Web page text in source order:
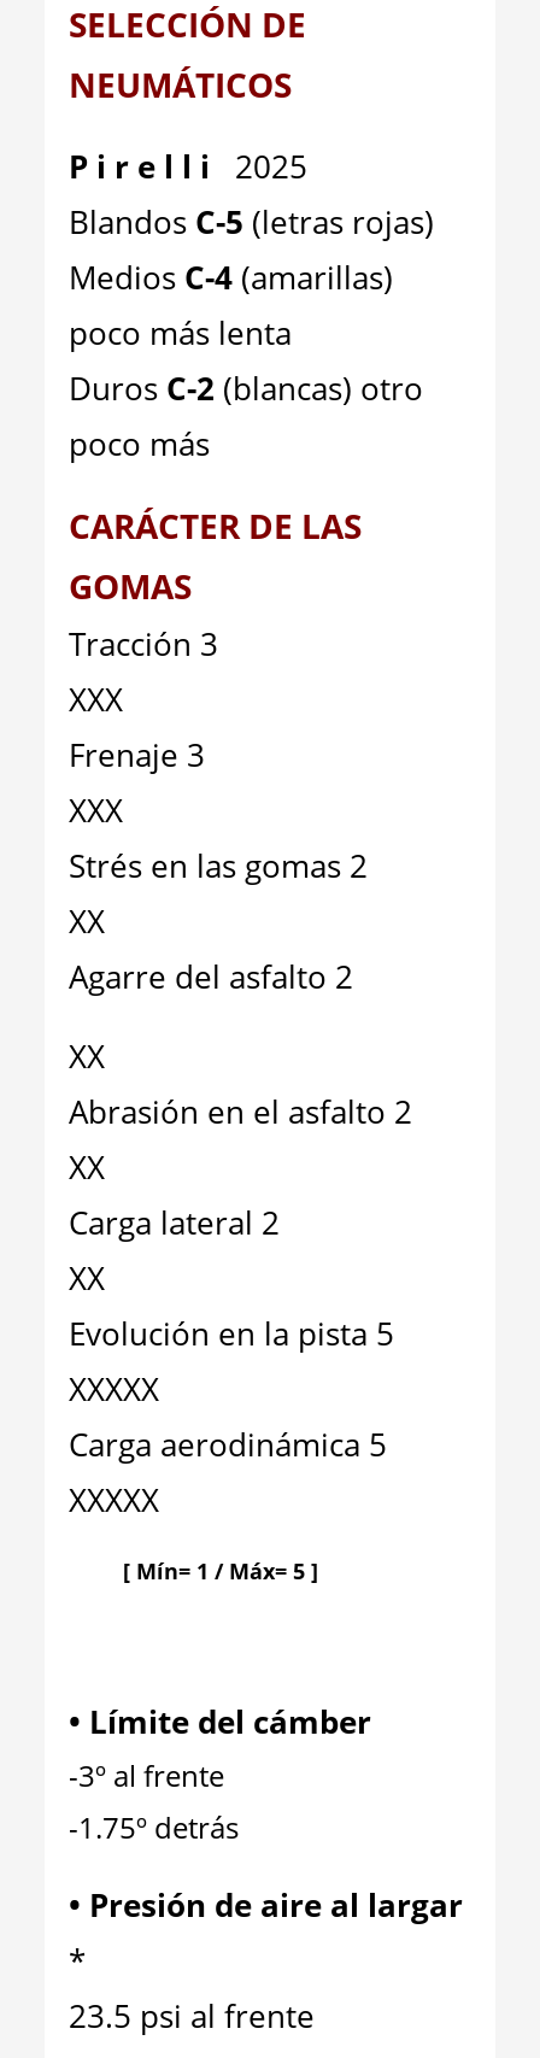
SELECCIÓN DE
NEUMÁTICOS
P i r e l l i
2025
Blandos C-5 (letras rojas)
Medios C-4 (amarillas)
poco más lenta
Duros C-2 (blancas) otro
poco más
CARÁCTER DE LAS
GOMAS
Tracción 3
XXX
Frenaje 3
XXX
Strés en las gomas 2
XX
Agarre del asfalto 2
XX
Abrasión en el asfalto 2
XX
Carga lateral 2
XX
Evolución en la pista 5
XXXXX
Carga aerodinámica 5
XXXXX
[ Mín= 1 / Máx= 5 ]
• Límite del cámber
-3º al frente
-1.75º detrás
• Presión de aire al largar
*
23.5 psi al frente